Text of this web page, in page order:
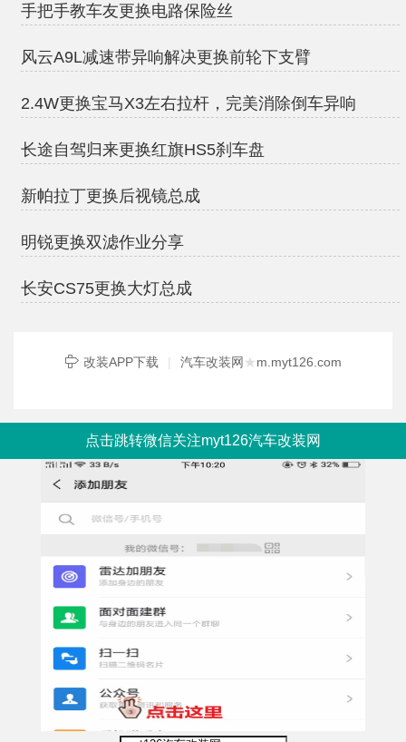
手把手教车友更换电路保险丝
风云A9L减速带异响解决更换前轮下支臂
2.4W更换宝马X3左右拉杆，完美消除倒车异响
长途自驾归来更换红旗HS5刹车盘
新帕拉丁更换后视镜总成
明锐更换双滤作业分享
长安CS75更换大灯总成
改装APP下载 | 汽车改装网 ★m.myt126.com
点击跳转微信关注myt126汽车改装网